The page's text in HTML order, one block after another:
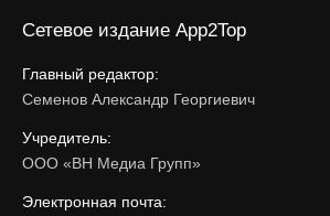
Сетевое издание App2Top
Главный редактор:
Семенов Александр Георгиевич
Учредитель:
ООО «ВН Медиа Групп»
Электронная почта: